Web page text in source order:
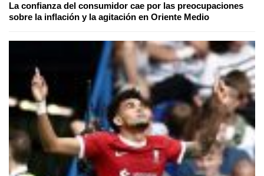
La confianza del consumidor cae por las preocupaciones
sobre la inflación y la agitación en Oriente Medio